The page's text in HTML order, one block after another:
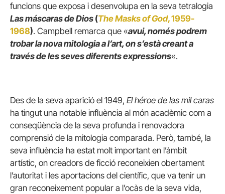
funcions que exposa i desenvolupa en la seva tetralogia
Las máscaras de Dios (The Masks of God, 1959-
1968). Campbell remarca que «avui, només podrem
trobar la nova mitologia a l’art, on s’està creant a
través de les seves diferents expressions«.
Des de la seva aparició el 1949, El héroe de las mil caras
ha tingut una notable influència al món acadèmic com a
conseqüència de la seva profunda i renovadora
comprensió de la mitologia comparada. Però, també, la
seva influència ha estat molt important en l’àmbit
artístic, on creadors de ficció reconeixien obertament
l’autoritat i les aportacions del científic, que va tenir un
gran reconeixement popular a l’ocàs de la seva vida,